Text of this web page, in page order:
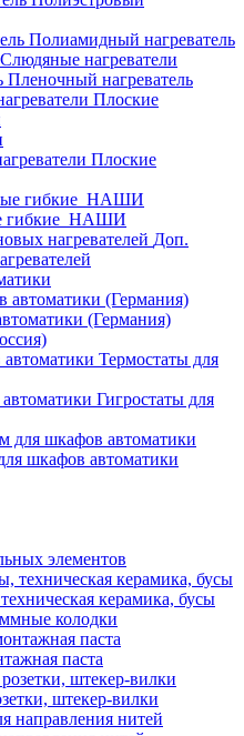
Полиамидный нагреватель
Слюдяные нагреватели
Пленочный нагреватель
Плоские
Плоские
гибкие_НАШИ
Доп.
(Германия)
Термостаты для
Гигростаты для
шкафов автоматики
элементов
керамика, бусы
колодки
паста
штекер-вилки